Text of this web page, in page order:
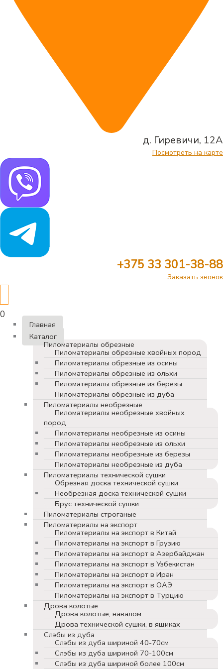
д. Гиревичи, 12А
Посмотреть на карте
+375 33 301-38-88
Заказать звонок
0
Главная
Каталог
Пиломатериалы обрезные
Пиломатериалы обрезные хвойных пород
Пиломатериалы обрезные из осины
Пиломатериалы обрезные из ольхи
Пиломатериалы обрезные из березы
Пиломатериалы обрезные из дуба
Пиломатериалы необрезные
Пиломатериалы необрезные хвойных
пород
Пиломатериалы необрезные из осины
Пиломатериалы необрезные из ольхи
Пиломатериалы необрезные из березы
Пиломатериалы необрезные из дуба
Пиломатериалы технической сушки
Обрезная доска технической сушки
Необрезная доска технической сушки
Брус технической сушки
Пиломатериалы строганые
Пиломатериалы на экспорт
Пиломатериалы на экспорт в Китай
Пиломатериалы на экспорт в Грузию
Пиломатериалы на экспорт в Азербайджан
Пиломатериалы на экспорт в Узбекистан
Пиломатериалы на экспорт в Иран
Пиломатериалы на экспорт в ОАЭ
Пиломатериалы на экспорт в Турцию
Дрова колотые
Дрова колотые, навалом
Дрова технической сушки, в ящиках
Слэбы из дуба
Слэбы из дуба шириной 40-70см
Слэбы из дуба шириной 70-100см
Слэбы из дуба шириной более 100см